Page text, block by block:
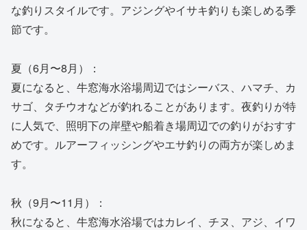
な釣りスタイルです。アジングやイサキ釣りも楽しめる季
節です。
夏（6月〜8月）：
夏になると、牛窓海水浴場周辺ではシーバス、ハマチ、カ
サゴ、タチウオなどが釣れることがあります。夜釣りが特
に人気で、照明下の岸壁や船着き場周辺での釣りがおすす
めです。ルアーフィッシングやエサ釣りの両方が楽しめま
す。
秋（9月〜11月）：
秋になると、牛窓海水浴場ではカレイ、チヌ、アジ、イワ